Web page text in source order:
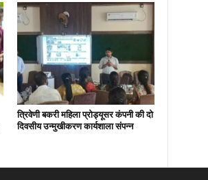
त्रिवेणी बकरी महिला प्रोड्यूसर कंपनी की दो
दिवसीय उन्मुखीकरण कार्यशाला संपन्न